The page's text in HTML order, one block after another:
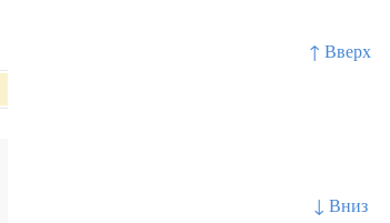
↑ Вверх
↓ Вниз